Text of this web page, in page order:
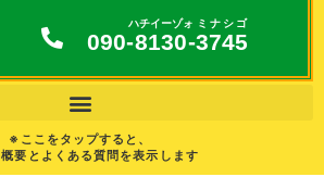
090-8130
ハチイーゾォ
-3745
ミナシゴ
※ここをタップすると、
要とよくある質問を表示します